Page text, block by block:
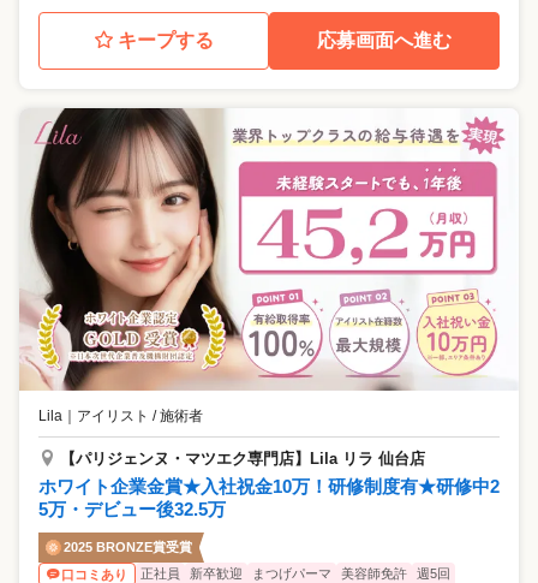
キープする 応募画面へ進む
Lila ｜ アイリスト / 施術者
【パリジェンヌ・マツエク専門店】Lila リラ 仙台店
ホワイト企業金賞★入社祝金10万！研修制度有★研修中2
5万・デビュー後32.5万
2025 BRONZE賞受賞
口コミあり
正社員 新卒歓迎 まつげパーマ 美容師免許
週5回